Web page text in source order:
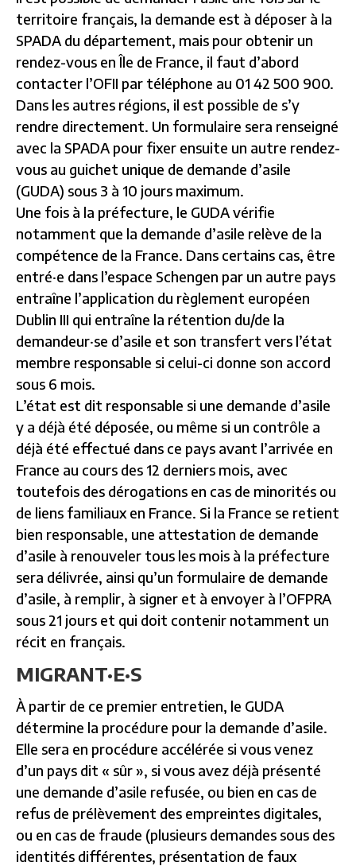
territoire français, la demande est à déposer à la
SPADA du département, mais pour obtenir un
rendez-vous en Île de France, il faut d’abord
contacter l’OFII par téléphone au 01 42 500 900.
Dans les autres régions, il est possible de s’y
rendre directement. Un formulaire sera renseigné
avec la SPADA pour fixer ensuite un autre rendez-
vous au guichet unique de demande d’asile
(GUDA) sous 3 à 10 jours maximum.
Une fois à la préfecture, le GUDA vérifie
notamment que la demande d’asile relève de la
compétence de la France. Dans certains cas, être
entré·e dans l’espace Schengen par un autre pays
entraîne l’application du règlement européen
Dublin III qui entraîne la rétention du/de la
demandeur·se d’asile et son transfert vers l’état
membre responsable si celui-ci donne son accord
sous 6 mois.
L’état est dit responsable si une demande d’asile
y a déjà été déposée, ou même si un contrôle a
déjà été effectué dans ce pays avant l’arrivée en
France au cours des 12 derniers mois, avec
toutefois des dérogations en cas de minorités ou
de liens familiaux en France. Si la France se retient
bien responsable, une attestation de demande
d’asile à renouveler tous les mois à la préfecture
sera délivrée, ainsi qu’un formulaire de demande
d’asile, à remplir, à signer et à envoyer à l’OFPRA
sous 21 jours et qui doit contenir notamment un
récit en français.
MIGRANT·E·S
À partir de ce premier entretien, le GUDA
détermine la procédure pour la demande d’asile.
Elle sera en procédure accélérée si vous venez
d’un pays dit « sûr », si vous avez déjà présenté
une demande d’asile refusée, ou bien en cas de
refus de prélèvement des empreintes digitales,
ou en cas de fraude (plusieurs demandes sous des
identités différentes, présentation de faux